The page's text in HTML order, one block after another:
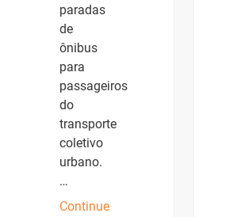
paradas
de
ônibus
para
passageiros
do
transporte
coletivo
urbano.
…
Continue